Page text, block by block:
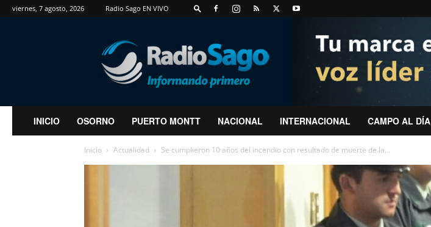
viernes, 7 agosto, 2026 Radio Sago EN VIVO
RadioSago
INICIO OSORNO PUERTO MONTT NACIONAL INTERNACIONAL CAMPO AL DÍA
Inicio Actualidad Se cumplieron 10 años del incendio con resultado de muerte de la...